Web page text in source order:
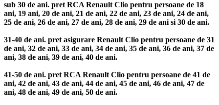
sub 30 de ani. pret RCA Renault Clio pentru persoane de 18
ani, 19 ani, 20 de ani, 21 de ani, 22 de ani, 23 de ani, 24 de ani,
25 de ani, 26 de ani, 27 de ani, 28 de ani, 29 de ani si 30 de ani.
31-40 de ani. pret asigurare Renault Clio pentru persoane de 31
de ani, 32 de ani, 33 de ani, 34 de ani, 35 de ani, 36 de ani, 37 de
ani, 38 de ani, 39 de ani, 40 de ani.
41-50 de ani. pret RCA Renault Clio pentru persoane de 41 de
ani, 42 de ani, 43 de ani, 44 de ani, 45 de ani, 46 de ani, 47 de
ani, 48 de ani, 49 de ani, 50 de ani.